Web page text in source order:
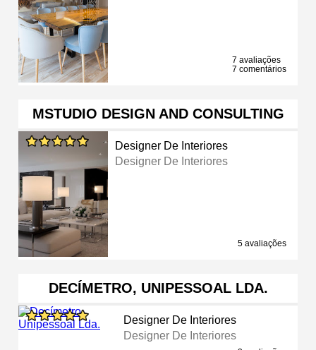
7 avaliações
7 comentários
MSTUDIO DESIGN AND CONSULTING
Designer De Interiores
Designer De Interiores
5 avaliações
DECÍMETRO, UNIPESSOAL LDA.
Designer De Interiores
Designer De Interiores